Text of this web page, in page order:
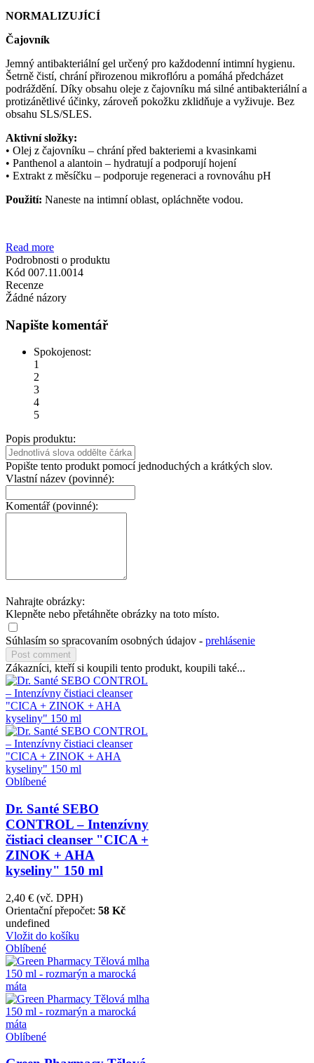
NORMALIZUJÍCÍ
Čajovník
Jemný antibakteriální gel určený pro každodenní intimní hygienu.
Šetrně čistí, chrání přirozenou mikroflóru a pomáhá předcházet
podráždění. Díky obsahu oleje z čajovníku má silné antibakteriální a
protizánětlivé účinky, zároveň pokožku zklidňuje a vyživuje. Bez
obsahu SLS/SLES.
Aktivní složky:
• Olej z čajovníku – chrání před bakteriemi a kvasinkami
• Panthenol a alantoin – hydratují a podporují hojení
• Extrakt z měsíčku – podporuje regeneraci a rovnováhu pH
Použití: Naneste na intimní oblast, opláchněte vodou.
Read more
Podrobnosti o produktu
Kód 007.11.0014
Recenze
Žádné názory
Napište komentář
Spokojenost:
1
2
3
4
5
Popis produktu:
Popište tento produkt pomocí jednoduchých a krátkých slov.
Vlastní název (povinné):
Komentář (povinné):
Nahrajte obrázky:
Klepněte nebo přetáhněte obrázky na toto místo.
Súhlasím so spracovaním osobných údajov - prehlásenie
Zákazníci, kteří si koupili tento produkt, koupili také...
Oblíbené
Dr. Santé SEBO
CONTROL – Intenzívny
čistiaci cleanser "CICA +
ZINOK + AHA
kyseliny" 150 ml
2,40 € (vč. DPH)
Orientační přepočet: 58 Kč
undefined
Vložit do košíku
Oblíbené
Oblíbené